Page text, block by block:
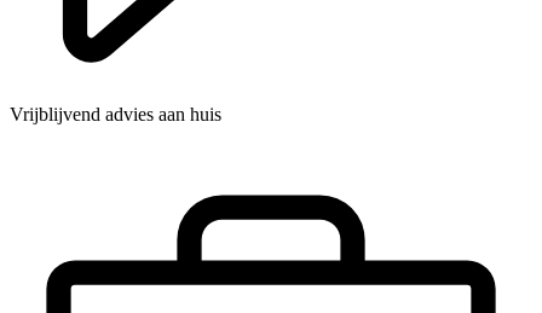
Vrijblijvend advies aan huis